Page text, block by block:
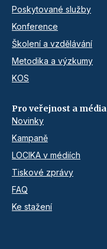
Poskytované služby
Konference
Školení a vzdělávání
Metodika a výzkumy
KOS
Pro veřejnost a média
Novinky
Kampaně
LOCIKA v médiích
Tiskové zprávy
FAQ
Ke stažení